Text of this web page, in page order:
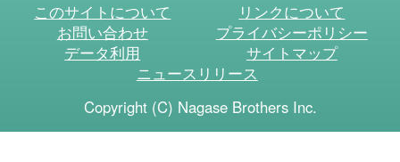
このサイトについて
リンクについて
お問い合わせ
プライバシーポリシー
データ利用
サイトマップ
ニュースリリース
Copyright (C) Nagase Brothers Inc.